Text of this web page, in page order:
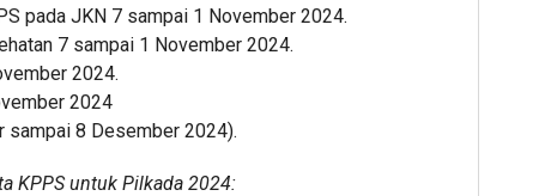
pada JKN 7 sampai 1 November 2024.
7 sampai 1 November 2024.
2024.
2024
sampai 8 Desember 2024).
KPPS untuk Pilkada 2024: